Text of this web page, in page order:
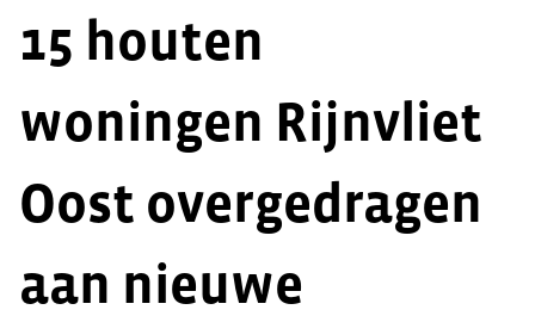
15 houten
woningen Rijnvliet
Oost overgedragen
aan nieuwe